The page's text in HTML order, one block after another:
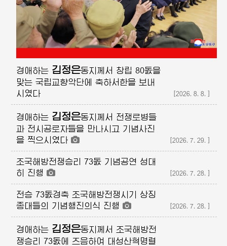
경애하는 김정은동지께서
창립 80돐을
맞는 국립교향악단에 축하서한을 보내
시였다
[2026.8.8.]
경애하는 김정은동지께서
전쟁로병들
과 전시공로자들을 만나시고 기념사진
을 찍으시였다
[2026.7.29.]
조국해방전쟁승리 73돐 기념공연 성대
히 진행
[2026.7.28.]
전승 73돐경축 조국해방전쟁시기 상징
종대들의 기념행진의식 진행
[2026.7.28.]
경애하는 김정은동지께서
조국해방전
쟁승리 73돐에 즈음하여 대성산혁명렬